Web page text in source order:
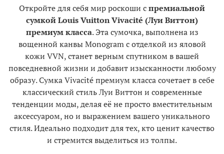
Откройте для себя мир роскоши спремиальной
сумкой Louis Vuitton Vivacité (Луи Виттон)
премиум класса. Эта сумочка, выполнена из
вощенной канвы Monogram с отделкой из яловой
кожи VVN, станет верным спутником в вашей
повседневной жизни и добавит изысканности любому
образу. Сумка Vivacité премиум класса сочетает в себе
классический стиль Луи Виттон и современные
тенденции моды, делая её не просто вместительным
аксессуаром, но и выражением вашего уникального
стиля. Идеально подходит для тех, кто ценит качество
и стремится выделиться из толпы.